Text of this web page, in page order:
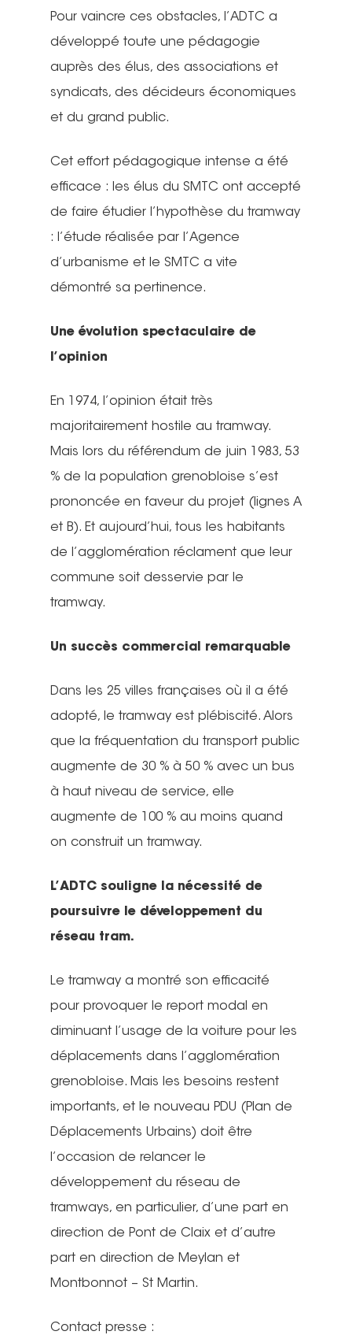
Pour vaincre ces obstacles, l’ADTC a
développé toute une pédagogie
auprès des élus, des associations et
syndicats, des décideurs économiques
et du grand public.
Cet effort pédagogique intense a été
efficace : les élus du SMTC ont accepté
de faire étudier l’hypothèse du tramway
: l’étude réalisée par l’Agence
d’urbanisme et le SMTC a vite
démontré sa pertinence.
Une évolution spectaculaire de
l’opinion
En 1974, l’opinion était très
majoritairement hostile au tramway.
Mais lors du référendum de juin 1983, 53
% de la population grenobloise s’est
prononcée en faveur du projet (lignes A
et B). Et aujourd’hui, tous les habitants
de l’agglomération réclament que leur
commune soit desservie par le
tramway.
Un succès commercial remarquable
Dans les 25 villes françaises où il a été
adopté, le tramway est plébiscité. Alors
que la fréquentation du transport public
augmente de 30 % à 50 % avec un bus
à haut niveau de service, elle
augmente de 100 % au moins quand
on construit un tramway.
L’ADTC souligne la nécessité de
poursuivre le développement du
réseau tram.
Le tramway a montré son efficacité
pour provoquer le report modal en
diminuant l’usage de la voiture pour les
déplacements dans l’agglomération
grenobloise. Mais les besoins restent
importants, et le nouveau PDU (Plan de
Déplacements Urbains) doit être
l’occasion de relancer le
développement du réseau de
tramways, en particulier, d’une part en
direction de Pont de Claix et d’autre
part en direction de Meylan et
Montbonnot – St Martin.
Contact presse :